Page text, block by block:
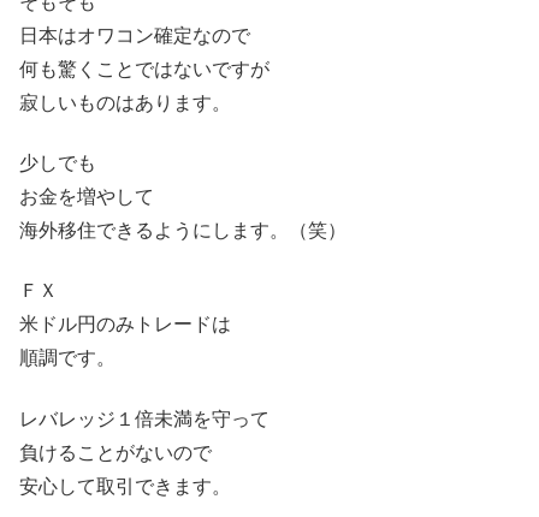
日本はオワコン確定なので
何も驚くことではないですが
寂しいものはあります。
少しでも
お金を増やして
海外移住できるようにします。（笑）
ＦＸ
米ドル円のみトレードは
順調です。
レバレッジ１倍未満を守って
負けることがないので
安心して取引できます。